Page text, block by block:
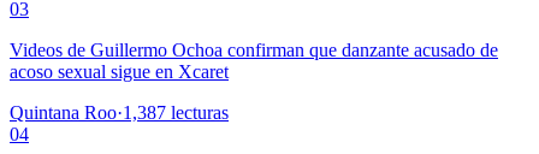
03
Videos de Guillermo Ochoa confirman que danzante acusado de
acoso sexual sigue en Xcaret
Quintana Roo·1,387 lecturas
04